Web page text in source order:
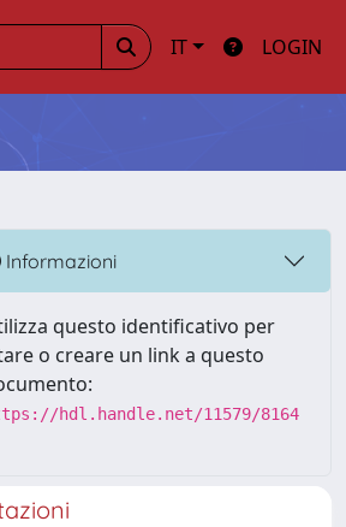
IT LOGIN
Informazioni
questo identificativo per
o creare un link a questo
hdl.handle.net/11579/8164